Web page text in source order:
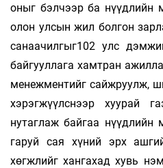
оныг бэлчээр ба нүүдлийн
олон улсын жил болгон
санаачилгыг102 улс
байгууллага хамтран
менежментийг сайжруулж,
хэрэгжүүлснээр хуурай
нутаглаж байгаа
гаруй сая хүний эрх
хөгжлийг хангахад хувь